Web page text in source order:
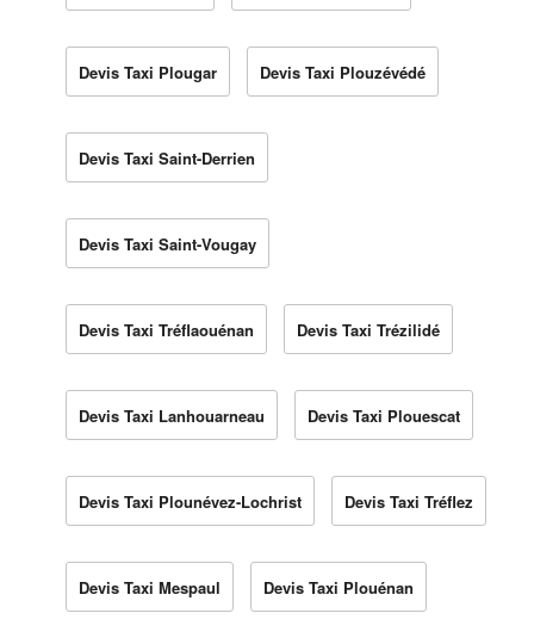
Devis Taxi Plougar Devis Taxi Plouzévédé
Devis Taxi Saint-Derrien
Devis Taxi Saint-Vougay
Devis Taxi Tréflaouénan Devis Taxi Trézilidé
Devis Taxi Lanhouarneau Devis Taxi Plouescat
Devis Taxi Plounévez-Lochrist Devis Taxi Tréflez
Devis Taxi Mespaul Devis Taxi Plouénan